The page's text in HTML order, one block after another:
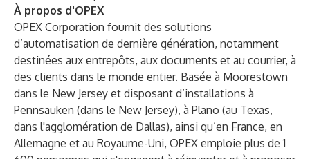
À propos d'OPEX
OPEX Corporation fournit des solutions
d’automatisation de dernière génération, notamment
destinées aux entrepôts, aux documents et au courrier, à
des clients dans le monde entier. Basée à Moorestown
dans le New Jersey et disposant d’installations à
Pennsauken (dans le New Jersey), à Plano (au Texas,
dans l'agglomération de Dallas), ainsi qu’en France, en
Allemagne et au Royaume-Uni, OPEX emploie plus de 1